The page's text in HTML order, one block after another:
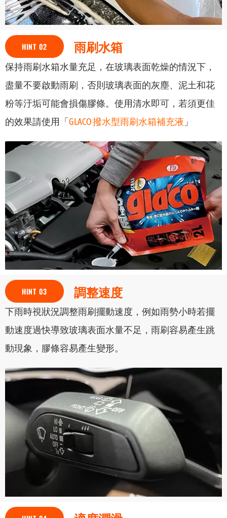
HINT 02 雨刷水箱
保持雨刷水箱水量充足，在玻璃表面乾燥的情況下，
盡量不要啟動雨刷，否則玻璃表面的灰塵、泥土和花
粉等汙垢可能會損傷膠條。使用清水即可，若須更佳
的效果請使用「GLACO 撥水型雨刷水箱補充液 」
HINT 03 調整速度
下雨時視狀況調整雨刷擺動速度，例如雨勢小時若擺
動速度過快導致玻璃表面水量不足，雨刷容易產生跳
動現象，膠條容易產生變形。